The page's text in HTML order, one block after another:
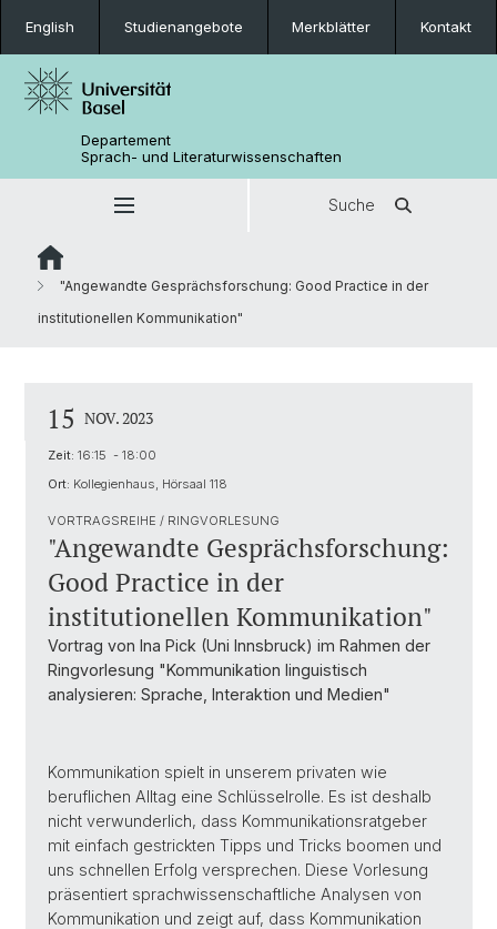
English Studienangebote Merkblätter Kontakt
Departement
Sprach- und Literaturwissenschaften
Suche
"Angewandte Gesprächsforschung: Good Practice in der
institutionellen Kommunikation"
15 NOV. 2023
Zeit: 16:15 - 18:00
Ort: Kollegienhaus, Hörsaal 118
VORTRAGSREIHE / RINGVORLESUNG
"Angewandte Gesprächsforschung:
Good Practice in der
institutionellen Kommunikation"
Vortrag von Ina Pick (Uni Innsbruck) im Rahmen der
Ringvorlesung "Kommunikation linguistisch
analysieren: Sprache, Interaktion und Medien"
Kommunikation spielt in unserem privaten wie
beruflichen Alltag eine Schlüsselrolle. Es ist deshalb
nicht verwunderlich, dass Kommunikationsratgeber
mit einfach gestrickten Tipps und Tricks boomen und
uns schnellen Erfolg versprechen. Diese Vorlesung
präsentiert sprachwissenschaftliche Analysen von
Kommunikation und zeigt auf, dass Kommunikation